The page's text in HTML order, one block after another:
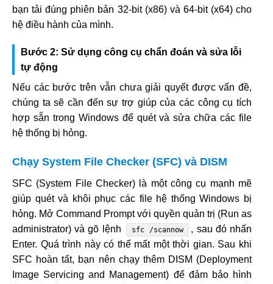
bạn tải đúng phiên bản 32-bit (x86) và 64-bit (x64) cho
hệ điều hành của mình.
Bước 2: Sử dụng công cụ chẩn đoán và sửa lỗi
tự động
Nếu các bước trên vẫn chưa giải quyết được vấn đề,
chúng ta sẽ cần đến sự trợ giúp của các công cụ tích
hợp sẵn trong Windows để quét và sửa chữa các file
hệ thống bị hỏng.
Chạy System File Checker (SFC) và DISM
SFC (System File Checker) là một công cụ mạnh mẽ
giúp quét và khôi phục các file hệ thống Windows bị
hỏng. Mở Command Prompt với quyền quản trị (Run as
administrator) và gõ lệnh
sfc /scannow
, sau đó nhấn
Enter. Quá trình này có thể mất một thời gian. Sau khi
SFC hoàn tất, bạn nên chạy thêm DISM (Deployment
Image Servicing and Management) để đảm bảo hình